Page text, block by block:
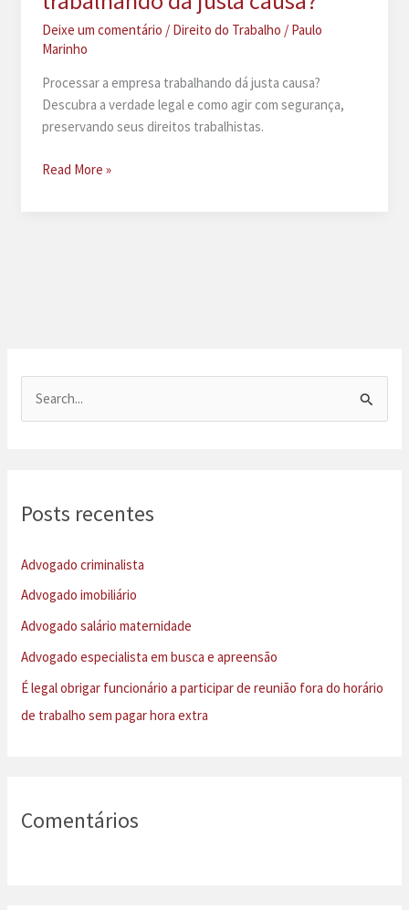
Deixe um comentário / Direito do Trabalho / Paulo
Marinho
Processar a empresa trabalhando dá justa causa?
Descubra a verdade legal e como agir com segurança,
preservando seus direitos trabalhistas.
Processar
Read More »
i
p
o
r
:
Posts recentes
Advogado criminalista
Advogado imobiliário
Advogado salário maternidade
Advogado especialista em busca e apreensão
É legal obrigar funcionário a participar de reunião fora do horário
de trabalho sem pagar hora extra
Comentários